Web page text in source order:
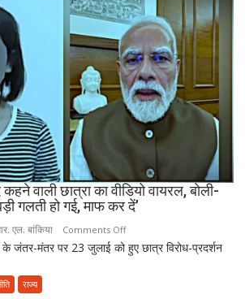
पेपर
लीक
संशोधन
बिल
को
दी
मंजूरी,
अब
10
तक
की
10
वाली छात्रा का वीडियो वायरल, बोली-
गलती हो गई, माफ कर दें’
एल. बांकिया Comments Offon
पीएम
के जंतर-मंतर पर 23 जुलाई को हुए छात्र विरोध-प्रदर्शन
राज्य